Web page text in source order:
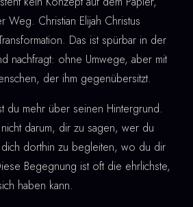
Christian Elijah Christus
Das ist spürbar in der
nachfragt: ohne Umwege, aber mit
der ihm gegenübersitzt.
du mehr über seinen Hintergrund.
darum, dir zu sagen, wer du
dorthin zu begleiten, wo du dir
Begegnung ist oft die ehrlichste,
haben kann.